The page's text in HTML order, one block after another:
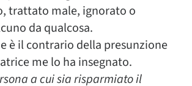
trattato male, ignorato o
da qualcosa.
è il contrario della presunzione
me lo ha insegnato.
a cui sia risparmiato il